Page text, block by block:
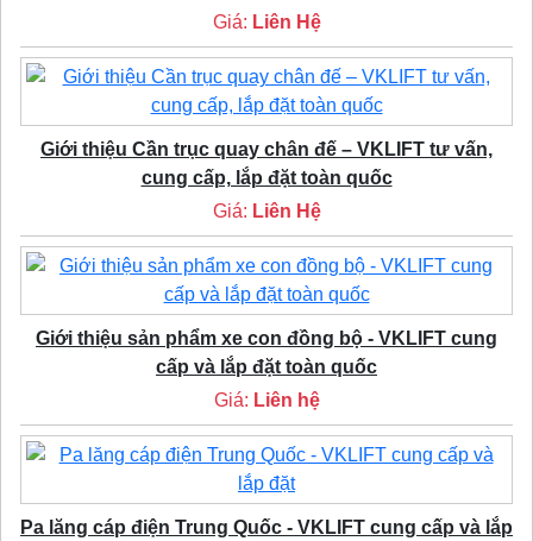
Giá: Liên Hệ
Giới thiệu Cần trục quay chân đế – VKLIFT tư vấn,
cung cấp, lắp đặt toàn quốc
Giá: Liên Hệ
Giới thiệu sản phẩm xe con đồng bộ - VKLIFT cung
cấp và lắp đặt toàn quốc
Giá: Liên hệ
Pa lăng cáp điện Trung Quốc - VKLIFT cung cấp và lắp